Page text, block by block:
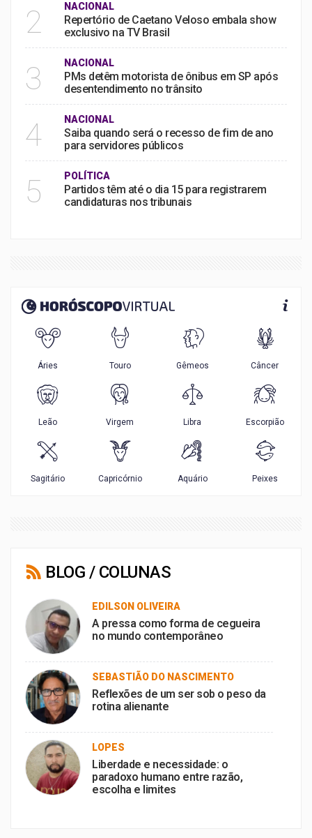
2 NACIONAL
Repertório de Caetano Veloso embala show
exclusivo na TV Brasil
3 NACIONAL
PMs detêm motorista de ônibus em SP após
desentendimento no trânsito
4 NACIONAL
Saiba quando será o recesso de fim de ano
para servidores públicos
5 POLÍTICA
Partidos têm até o dia 15 para registrarem
candidaturas nos tribunais
BLOG / COLUNAS
EDILSON OLIVEIRA
A pressa como forma de cegueira
no mundo contemporâneo
SEBASTIÃO DO NASCIMENTO
Reflexões de um ser sob o peso da
rotina alienante
LOPES
Liberdade e necessidade: o
paradoxo humano entre razão,
escolha e limites